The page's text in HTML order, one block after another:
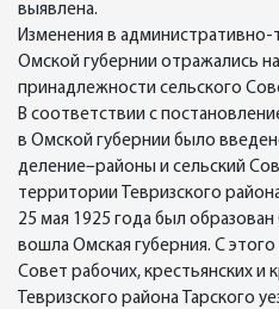
выявлена.
Изменения в
Омской губернии отражались
принадлежности сельского
В соответствии с
в Омской губернии было
деление–районы и сельский
территории Тевризского
25 мая 1925 года был
вошла Омская губерния. С
Совет рабочих, крестьянских и
Тевризского района Тарского